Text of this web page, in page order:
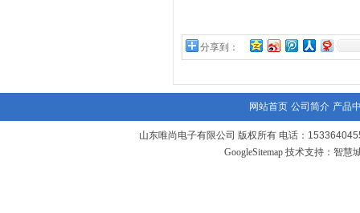
分享到：
网站首页 公司简介 产品
山东唯尚电子有限公司 版权所有 电话：
GoogleSitemap技术支持： 智慧